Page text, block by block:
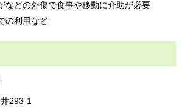
などの外傷で食事や移動に介助が必要
の利用など
293-1